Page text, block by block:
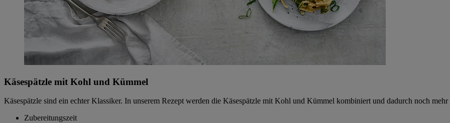
Käsespätzle mit Kohl und Kümmel
Käsespätzle sind ein echter Klassiker. In unserem Rezept werden die Käsespätzle mit Kohl und Kümmel kombiniert und dadurch noch mehr
Zubereitungszeit